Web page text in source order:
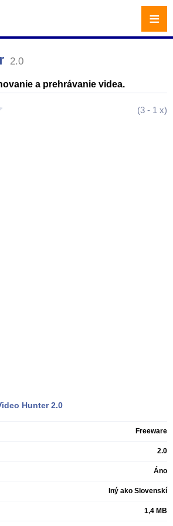
2.0
a prehrávanie videa.
(3 - 1 x)
Hunter 2.0
Freeware
2.0
Áno
Iný ako Slovenskí
1,4 MB
≡